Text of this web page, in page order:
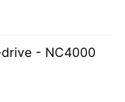
- NC4000